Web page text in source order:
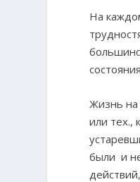
На
Жизнь на
или тех.,
были и